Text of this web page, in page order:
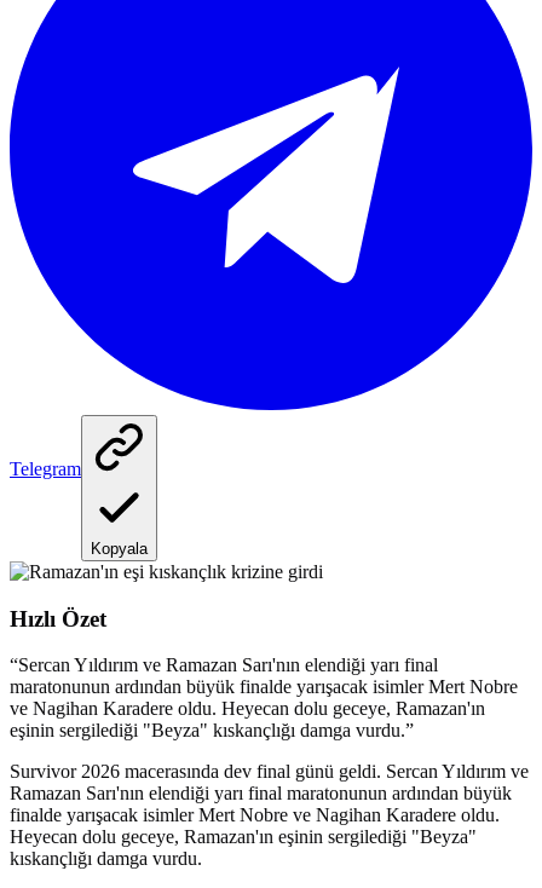
Telegram
Kopyala
Hızlı Özet
“Sercan Yıldırım ve Ramazan Sarı'nın elendiği yarı final
maratonunun ardından büyük finalde yarışacak isimler Mert Nobre
ve Nagihan Karadere oldu. Heyecan dolu geceye, Ramazan'ın
eşinin sergilediği "Beyza" kıskançlığı damga vurdu.”
Survivor 2026 macerasında dev final günü geldi. Sercan Yıldırım ve
Ramazan Sarı'nın elendiği yarı final maratonunun ardından büyük
finalde yarışacak isimler Mert Nobre ve Nagihan Karadere oldu.
Heyecan dolu geceye, Ramazan'ın eşinin sergilediği "Beyza"
kıskançlığı damga vurdu.